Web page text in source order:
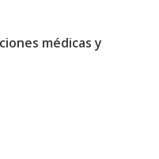
médicas y